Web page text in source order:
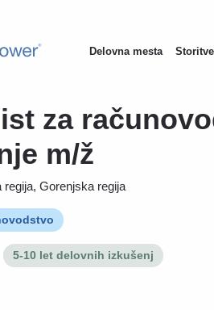
Delovna mesta Storitve
za
m/ž
Gorenjska regija
5-10 let delovnih izkušenj